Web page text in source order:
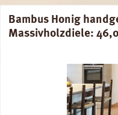
Bambus Honig
Massivholzdiele:
Bildergalerie überspringen